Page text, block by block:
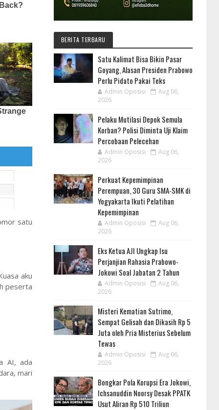
satu
aku
peserta
AI, ada
mari
BERITA TERBARU
Satu Kalimat Bisa Bikin Pasar
Goyang, Alasan Presiden Prabowo
Perlu Pidato Pakai Teks
Admin Oposisi
Aug 06,
2026
Pelaku Mutilasi Depok Semula
Korban? Polisi Diminta Uji Klaim
Percobaan Pelecehan
Admin Oposisi
Aug 06,
2026
Perkuat Kepemimpinan
Perempuan, 30 Guru SMA-SMK di
Yogyakarta Ikuti Pelatihan
Kepemimpinan
Admin Oposisi
Aug 06,
2026
Eks Ketua AJI Ungkap Isu
Perjanjian Rahasia Prabowo-
Jokowi Soal Jabatan 2 Tahun
Admin Oposisi
Aug 06,
2026
Misteri Kematian Sutrimo,
Sempat Gelisah dan Dikasih Rp 5
Juta oleh Pria Misterius Sebelum
Tewas
Admin Oposisi
Aug 06,
2026
Bongkar Pola Korupsi Era Jokowi,
Ichsanuddin Noorsy Desak PPATK
Usut Aliran Rp 510 Triliun